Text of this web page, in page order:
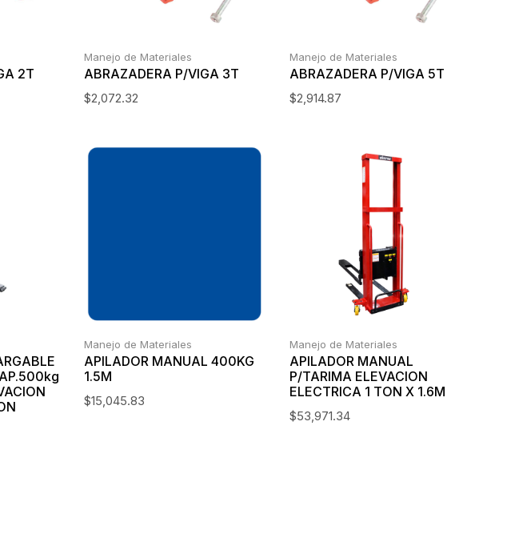
2T
Manejo de Materiales
ABRAZADERA P/VIGA 3T
$2,072.32
Manejo de Materiales
ABRAZADERA P/VIGA 5T
$2,914.87
Manejo de Materiales
APILADOR MANUAL 400KG
1.5M
$15,045.83
Manejo de Materiales
APILADOR MANUAL
P/TARIMA ELEVACION
ELECTRICA 1 TON X 1.6M
$53,971.34